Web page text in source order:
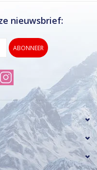
nieuwsbrief:
ABONNEER